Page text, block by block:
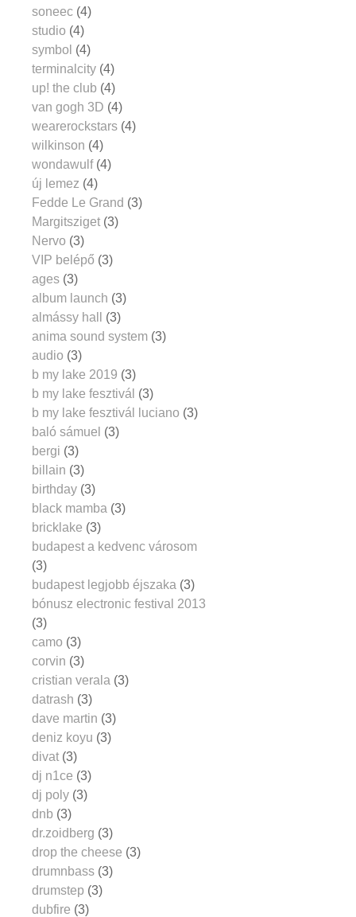
soneec (4)
studio (4)
symbol (4)
terminalcity (4)
up! the club (4)
van gogh 3D (4)
wearerockstars (4)
wilkinson (4)
wondawulf (4)
új lemez (4)
Fedde Le Grand (3)
Margitsziget (3)
Nervo (3)
VIP belépő (3)
ages (3)
album launch (3)
almássy hall
(3)
anima sound system (3)
audio (3)
b my lake 2019 (3)
b my lake fesztivál (3)
b my lake fesztivál luciano (3)
baló sámuel (3)
bergi (3)
billain (3)
birthday (3)
black mamba (3)
bricklake (3)
budapest a kedvenc városom
(3)
budapest legjobb éjszaka (3)
bónusz electronic festival 2013
(3)
camo (3)
corvin (3)
cristian verala (3)
datrash (3)
dave martin (3)
deniz koyu (3)
divat (3)
dj n1ce (3)
dj poly (3)
dnb (3)
dr.zoidberg (3)
drop the cheese (3)
drumnbass (3)
drumstep (3)
dubfire (3)